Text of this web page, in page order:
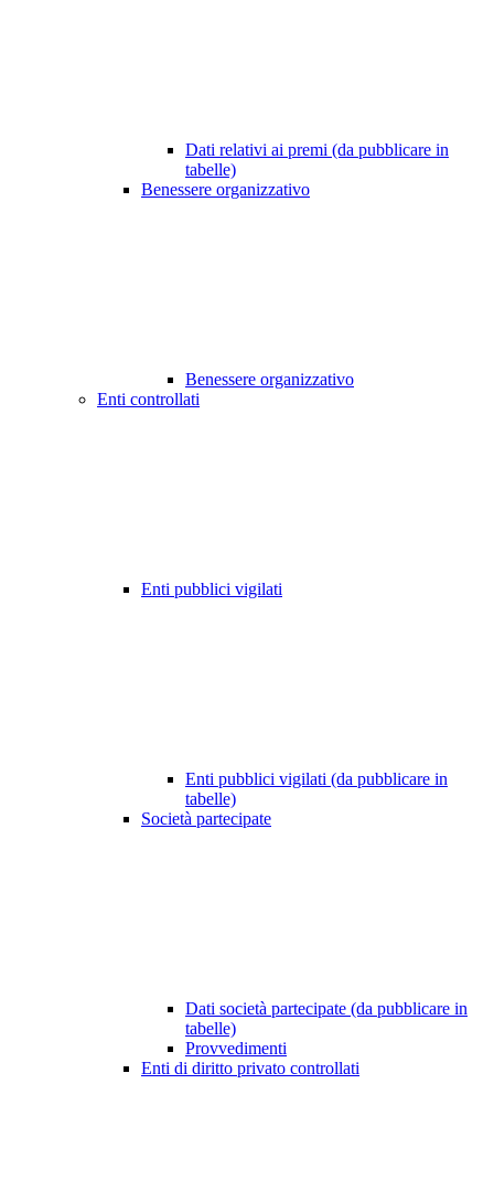
Dati relativi ai premi (da pubblicare in
tabelle)
Benessere organizzativo
Benessere organizzativo
Enti controllati
Enti pubblici vigilati
Enti pubblici vigilati (da pubblicare in
tabelle)
Società partecipate
Dati società partecipate (da pubblicare in
tabelle)
Provvedimenti
Enti di diritto privato controllati